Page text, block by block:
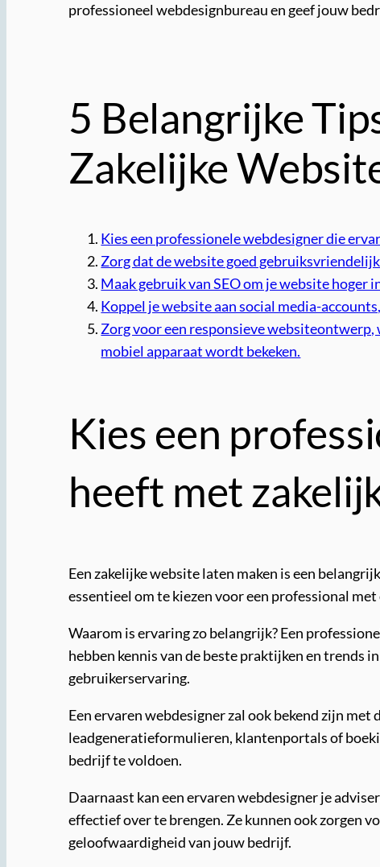
professioneel webdesignbureau en geef jouw
5 Belangrijke
Zakelijke
Kies een professionele webdesigner die
Zorg dat de website goed
Maak gebruik van SEO om je website hoger
Koppel je website aan social media-
Zorg voor een responsieve websiteontwerp,
mobiel apparaat wordt bekeken.
Kies een
heeft met
Een zakelijke website laten maken is een
essentieel om te kiezen voor een professional
Waarom is ervaring zo belangrijk? Een
hebben kennis van de beste praktijken en trends
gebruikerservaring.
Een ervaren webdesigner zal ook bekend zijn
leadgeneratieformulieren, klantenportals of
bedrijf te voldoen.
Daarnaast kan een ervaren webdesigner je
effectief over te brengen. Ze kunnen ook zorgen
geloofwaardigheid van jouw bedrijf.